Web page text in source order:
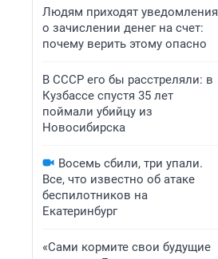
Людям приходят уведомления
о зачислении денег на счет:
почему верить этому опасно
В СССР его бы расстреляли: в
Кузбассе спустя 35 лет
поймали убийцу из
Новосибирска
Восемь сбили, три упали.
Все, что известно об атаке
беспилотников на
Екатеринбург
«Сами кормите свои будущие